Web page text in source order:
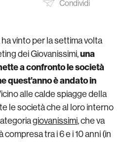
Condividi
vinto per la settima volta
dei Giovanissimi,una
a confronto le società
quest’anno è andato in
alle calde spiagge della
le società che al loro interno
giovanissimi, che va
compresa tra i 6 e i 10 anni (in